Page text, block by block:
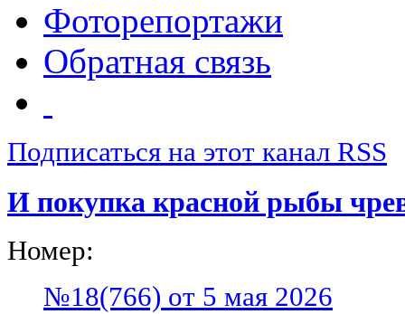
Фоторепортажи
Обратная связь
Подписаться на этот канал RSS
И покупка красной рыбы
Номер:
№18(766) от 5 мая 2026